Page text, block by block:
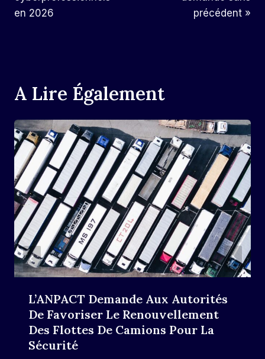
en 2026
précédent »
A Lire Également
L’ANPACT Demande Aux Autorités
De Favoriser Le Renouvellement
Des Flottes De Camions Pour La
Sécurité